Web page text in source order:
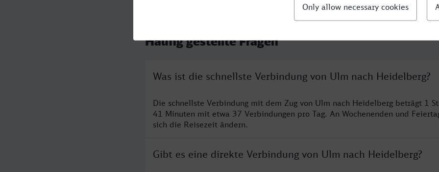
Häufig gestellte Fragen
Was ist die schnellste Verbindung von Ulm nach Heidelberg?
Die schnellste Verbindung mit dem Zug von Ulm nach Heidelberg beträgt 1
41 Minuten mit etwa 37 Verbindungen pro Tag. An Wochenenden und
sich die Reisezeit ändern.
Gibt es eine direkte Verbindung von Ulm nach Heidelberg?